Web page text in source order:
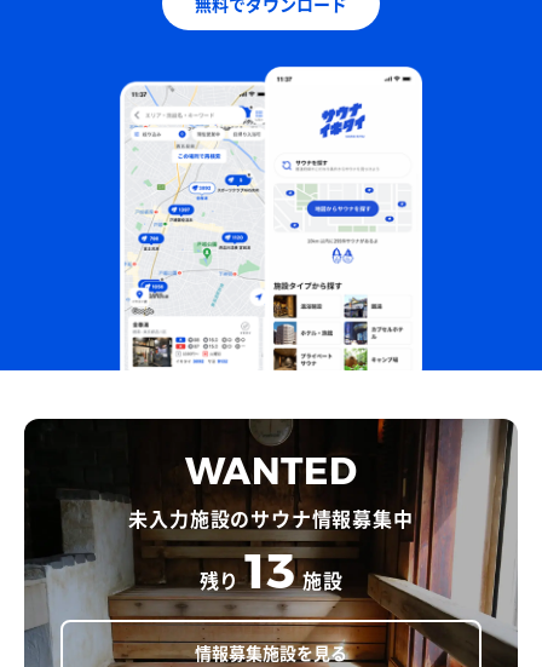
WANTED
未入力施設のサウナ情報募集中
残り 13 施設
情報募集施設を見る